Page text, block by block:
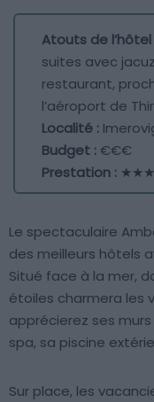
Atouts de l’hôtel
suites avec
restaurant,
l’aéroport de
Localité :
Budget :€€€
Prestation :
Le spectaculaire
des meilleurs hôtels
Situé face à la mer,
étoiles charmera les
apprécierez ses
spa, sa piscine
Sur place, les